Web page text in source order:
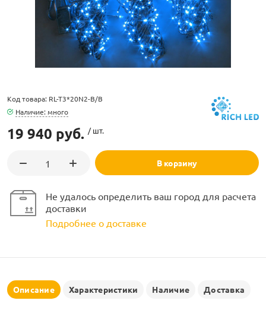
LED
Код товара: RL-T3*20N2-B/B
Наличие: много
19 940 руб. / шт.
В корзину
Не удалось определить ваш город для расчета
доставки
Подробнее о доставке
Описание Характеристики Наличие Доставка